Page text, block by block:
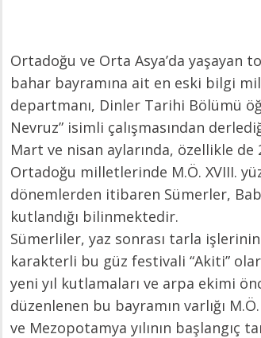
Ortadoğu ve Orta Asya’da yaşayan
bahar bayramına ait en eski bilgi
departmanı, Dinler Tarihi Bölümü
Nevruz” isimli çalışmasından
Mart ve nisan aylarında, özellikle
Ortadoğu milletlerinde M.Ö. XVIII.
dönemlerden itibaren Sümerler,
kutlandığı bilinmektedir.
Sümerliler, yaz sonrası tarla
karakterli bu güz festivali “Akiti”
yeni yıl kutlamaları ve arpa ekimi
düzenlenen bu bayramın varlığı
ve Mezopotamya yılının